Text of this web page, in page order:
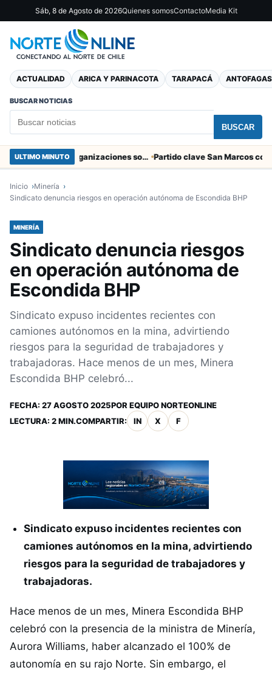
Sáb, 8 de Agosto de 2026Quienes somosContactoMedia Kit
ACTUALIDAD ARICA Y PARINACOTA TARAPACÁ
BUSCAR NOTICIAS
BUSCAR
ULTIMO MINUTO Entregaron fibra óptica gratuita a organizaciones sociales de Arica
Inicio
Minería
Sindicato denuncia riesgos en operación autónoma de Escondida BHP
MINERÍA
Sindicato denuncia riesgos
en operación autónoma de
Escondida BHP
Sindicato expuso incidentes recientes con
camiones autónomos en la mina, advirtiendo
riesgos para la seguridad de trabajadores y
trabajadoras. Hace menos de un mes, Minera
Escondida BHP celebró...
FECHA: 27 AGOSTO 2025POR EQUIPO NORTEONLINE
LECTURA: 2 MIN.COMPARTIR: IN X F
Sindicato expuso incidentes recientes con
camiones autónomos en la mina, advirtiendo
riesgos para la seguridad de trabajadores y
trabajadoras.
Hace menos de un mes, Minera Escondida BHP
celebró con la presencia de la ministra de Minería,
Aurora Williams, haber alcanzado el 100% de
autonomía en su rajo Norte. Sin embargo, el